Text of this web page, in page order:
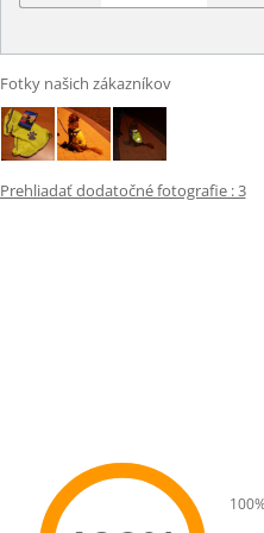
Fotky našich zákazníkov
Prehliadať dodatočné fotografie : 3